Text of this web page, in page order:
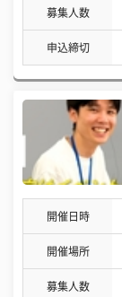
募集人数
申込締切
開催日時
開催場所
募集人数